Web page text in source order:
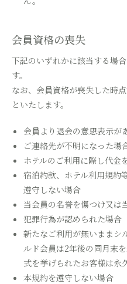
会員資格の喪失
下記のいずれかに該当する場
す。
なお、会員資格が喪失した時
といたします。
会員より退会の意思表示が
ご連絡先が不明になった場
ホテルのご利用に際し代金
宿泊約款、ホテル利用規約
遵守しない場合
当会員の名誉を傷つけ又は
犯罪行為が認められた場合
新たなご利用が無いままシ
ルド会員は2年後の同月末
式を挙げられたお客様は永
本規約を遵守しない場合